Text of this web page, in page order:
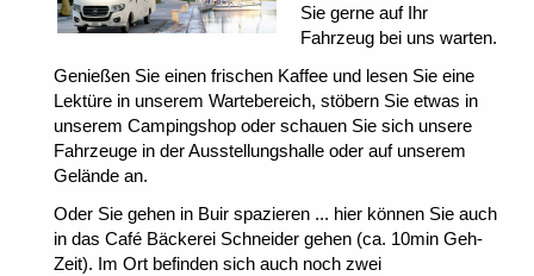
Sie gerne auf Ihr
Fahrzeug bei uns warten.
Genießen Sie einen frischen Kaffee und lesen Sie eine
Lektüre in unserem Wartebereich, stöbern Sie etwas in
unserem Campingshop oder schauen Sie sich unsere
Fahrzeuge in der Ausstellungshalle oder auf unserem
Gelände an.
Oder Sie gehen in Buir spazieren ... hier können Sie auch
in das Café Bäckerei Schneider gehen (ca. 10min Geh-
Zeit). Im Ort befinden sich auch noch zwei